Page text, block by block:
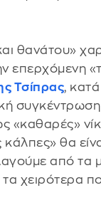
θανάτου»
επερχόμενη
Τσίπρας, κατά
«καθαρές»
κάλπες» θα
από τα
χειρότερα